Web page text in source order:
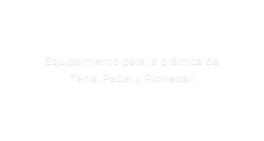
Equipamiento para la práctica de
Tenis, Padel
y Pickleball